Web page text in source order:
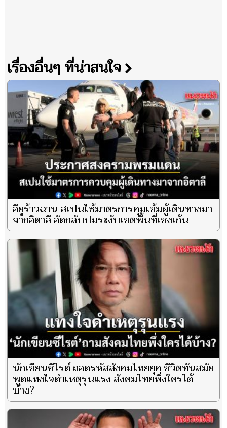
เรื่องอื่นๆ ที่น่าสนใจ
อียูร้าวฉาน สเปนใช้มาตรการคุมเข้มผู้เดินทางมา
จากอิตาลี อัดกลับปมระงับเขตพื้นที่เชงเก้น
นักเขียนซีไรต์ ถอดรหัสสังคมไทยยุค ชีวิตทันสมัย
พูดแทงใจดำเหตุรุนแรง สังคมไทยพึ่งใครได้
บ้าง?